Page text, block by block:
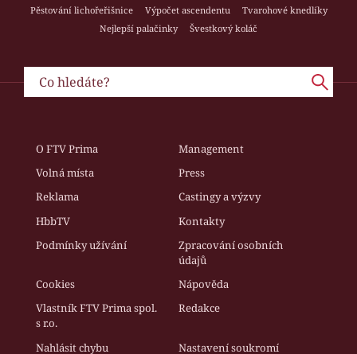
Pěstování lichořeřišnice
Výpočet ascendentu
Tvarohové knedlíky
Nejlepší palačinky
Švestkový koláč
O FTV Prima
Management
Volná místa
Press
Reklama
Castingy a výzvy
HbbTV
Kontakty
Podmínky užívání
Zpracování osobních
údajů
Cookies
Nápověda
Vlastník FTV Prima spol.
s r.o.
Redakce
Nahlásit chybu Nastavení soukromí